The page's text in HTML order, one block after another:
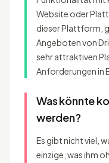
Website oder
dieser Plattform,
Angeboten von
sehr attraktiven
Anforderungen in
Was könnte
werden?
Es gibt nicht viel,
einzige, was ihm